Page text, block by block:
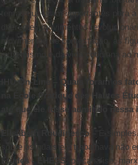
temas que eram importantes para
diferentes movimentos
movimentos de contestação, às
extremismo e da vida cotidiana ao
IHU On-Line – Quais foram os
na École Pratique des Hautes
até que ele fosse admitido nessa
Elisabeth Roudinesco –
É
sobre os quais ele trabalhava não
Études - EHESS : psicanálise,